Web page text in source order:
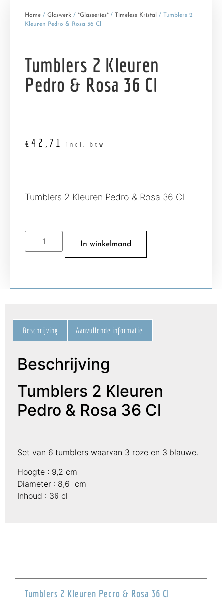
Home / Glaswerk / *Glasseries* / Timeless Kristal
/ Tumblers 2
Kleuren Pedro & Rosa 36 Cl
Tumblers 2 Kleuren
Pedro & Rosa 36 Cl
€ 42,71 incl. btw
Tumblers 2 Kleuren Pedro & Rosa 36 Cl
In winkelmand
Beschrijving Aanvullende informatie
Beschrijving
Tumblers 2 Kleuren
Pedro & Rosa 36 Cl
Set van 6 tumblers waarvan 3 roze en 3 blauwe.
Hoogte : 9,2 cm
Diameter : 8,6 cm
Inhoud : 36 cl
Tumblers 2 Kleuren Pedro & Rosa 36 Cl